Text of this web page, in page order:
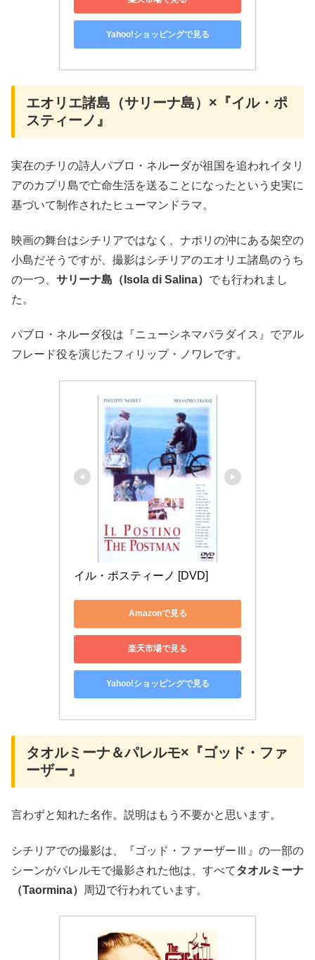
Yahoo!ショッピングで見る
エオリエ諸島（サリーナ島）×『イル・ポ
スティーノ』
実在のチリの詩人パブロ・ネルーダが祖国を追われイタリ
アのカプリ島で亡命生活を送ることになったという史実に
基づいて制作されたヒューマンドラマ。
映画の舞台はシチリアではなく、ナポリの沖にある架空の
小島だそうですが、撮影はシチリアのエオリエ諸島のうち
の一つ、 サリーナ島（Isola di Salina） でも行われまし
た。
パブロ・ネルーダ役は『ニューシネマパラダイス』でアル
フレード役を演じたフィリップ・ノワレです。
イル・ポスティーノ [DVD]
Amazonで見る
楽天市場で見る
Yahoo!ショッピングで見る
タオルミーナ＆パレルモ×『ゴッド・ファ
ーザー』
言わずと知れた名作。説明はもう不要かと思います。
シチリアでの撮影は、『ゴッド・ファーザーⅢ』の一部の
シーンがパレルモで撮影された他は、すべてタオルミーナ
（Taormina）
周辺で行われています。